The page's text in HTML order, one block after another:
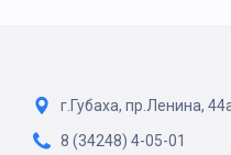
г.Губаха, пр.Ленина,
8 (34248) 4-05-01